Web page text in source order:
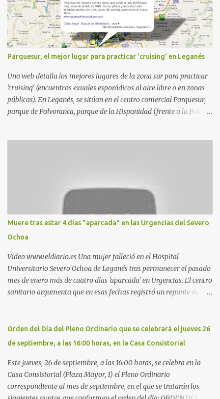
Parquesur, el mejor lugar para practicar 'cruising' en Leganés
Una web detalla los mejores lugares de la zona sur para practicar
'cruising' (encuentros exuales esporádicos al aire libre o en zonas
públicas). En Leganés, se sitúan en el centro comercial Parquesur,
parque de Polvoranca, parque de la Hispanidad (frente a la Policía
estadio municipal de Butarque) y caminos entre el estadio y Plaza
Nueva. Otro lugar: Escombrera de Polvoranca, entre Leganés y
Móstoles También en el parque de la Hispanidad, situado frente a
la Policía Local de Leganés de la calle Chile, 1, y junto al
cementerio de Butarque". Más información
Muere tras estar 4 días "aparcada" en las Urgencias del Severo
Ochoa
Vídeo www.eldiario.es Una mujer falleció en el Hospital
Universitario Severo Ochoa de Leganés tras permanecer el pasado
mes de enero más de cuatro días 'aparcada' en Urgencias. El centro
sanitario argumenta que en esas fechas registró un repunte de las
arritmia y agravamiento de su dolencia por culpa de un resfriado.
Por ello, la ingresaron a finales del año pasado en el Hospital
cama, en el pasillo, sin mantas y sin poder descansar. Su hija, que
ha denunciado el caso y que grabó un vídeo de la situación
extrema, aseguró que los pasillos estaban repletos de enfermos y
Orden del Día del Pleno Ordinario que se celebrará el jueves 26
de septiembre, a las 16:00 horas, en la Casa Consistorial
Este jueves, 26 de septiembre, a las 16:00 horas, se celebra en la
Casa Consistorial (Plaza Mayor, 1) el Pleno Ordinario
correspondiente al mes de septiembre, en el que se tratarán los